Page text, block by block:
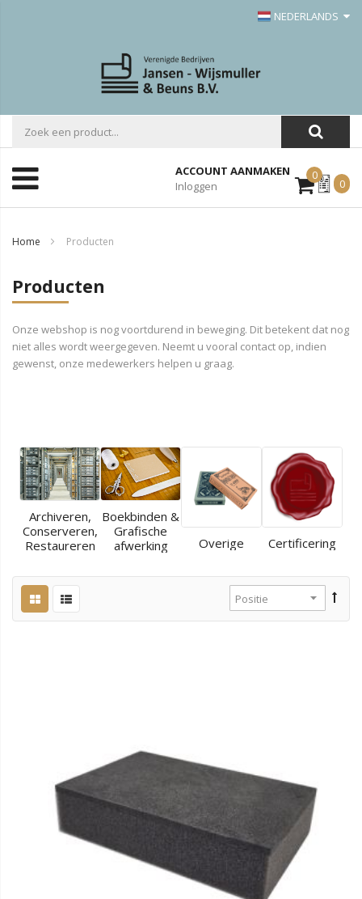
NEDERLANDS
ACCOUNT AANMAKEN
Inloggen
0Mijn
Offerte
0
Home Producten
Producten
Onze webshop is nog voortdurend in beweging. Dit betekent dat nog
niet alles wordt weergegeven. Neemt u vooral contact op, indien
gewenst, onze medewerkers helpen u graag.
Archiveren,
Conserveren,
Restaureren
Boekbinden &
Grafische
afwerking
Overige Certificering